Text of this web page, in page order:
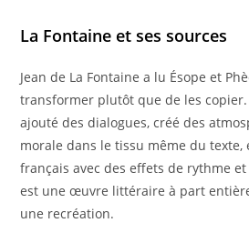
La Fontaine et ses sources
Jean de La Fontaine a lu Ésope et
transformer plutôt que de les
ajouté des dialogues, créé des
morale dans le tissu même du texte,
français avec des effets de rythme
est une œuvre littéraire à part
une recréation.